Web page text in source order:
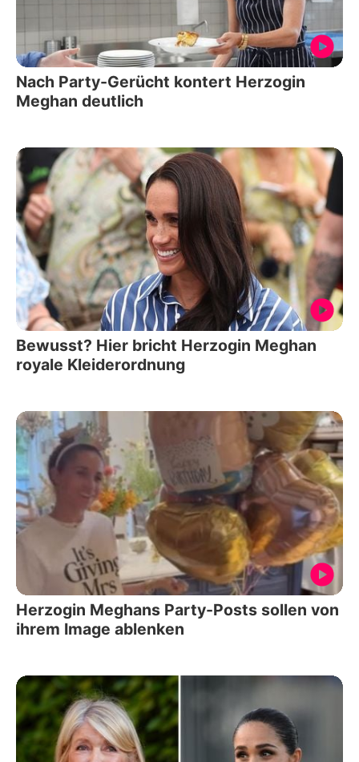
Nach Party-Gerücht kontert Herzogin
Meghan deutlich
Bewusst? Hier bricht Herzogin Meghan
royale Kleiderordnung
Herzogin Meghans Party-Posts sollen von
ihrem Image ablenken